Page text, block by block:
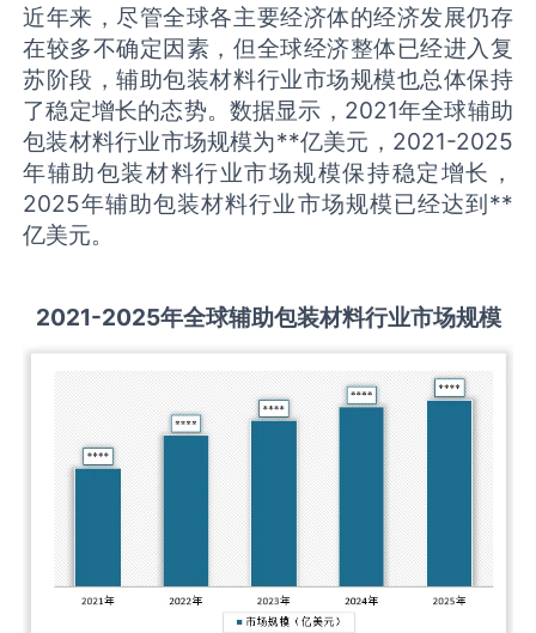
近年来，尽管全球各主要经济体的经济发展仍存
在较多不确定因素，但全球经济整体已经进入复
苏阶段，辅助包装材料行业市场规模也总体保持
了稳定增长的态势。数据显示，2021年全球辅助
包装材料行业市场规模为**亿美元，2021-2025
年辅助包装材料行业市场规模保持稳定增长，
2025年辅助包装材料行业市场规模已经达到**
亿美元。
2021-2025年全球辅助包装材料行业市场规模